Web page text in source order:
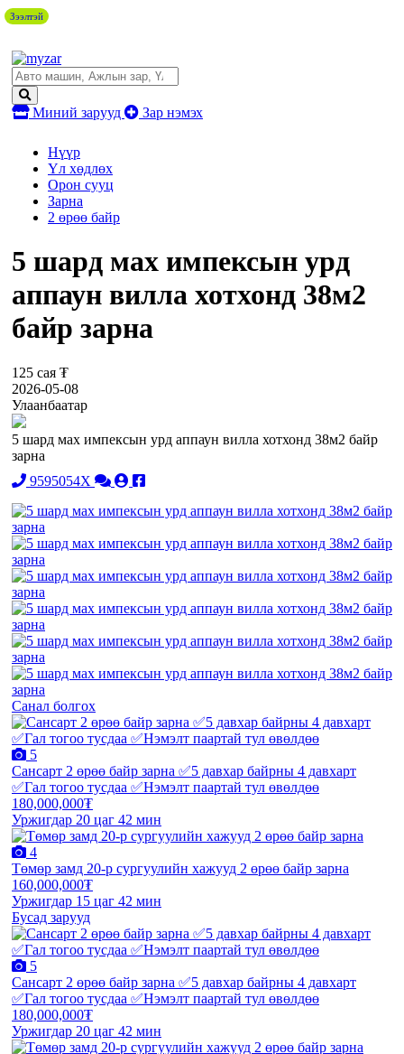
Миний зарууд Зар нэмэх
Нүүр
Үл хөдлөх
Орон сууц
Зарна
2 өрөө байр
5 шард мах импексын урд
аппаун вилла хотхонд 38м2
байр зарна
125 сая ₮
2026-05-08
Улаанбаатар
5 шард мах импексын урд аппаун вилла хотхонд 38м2 байр
зарна
9595054X
Санал болгох
5
Сансарт 2 өрөө байр зарна ✅5 давхар байрны 4 давхарт
✅Гал тогоо тусдаа ✅Нэмэлт паартай тул өвөлдөө
180,000,000₮
Уржигдар 20 цаг 42 мин
4
Төмөр замд 20-р сургуулийн хажууд 2 өрөө байр зарна
160,000,000₮
Уржигдар 15 цаг 42 мин
Бусад зарууд
5
Сансарт 2 өрөө байр зарна ✅5 давхар байрны 4 давхарт
✅Гал тогоо тусдаа ✅Нэмэлт паартай тул өвөлдөө
180,000,000₮
Уржигдар 20 цаг 42 мин
Зээлтэй